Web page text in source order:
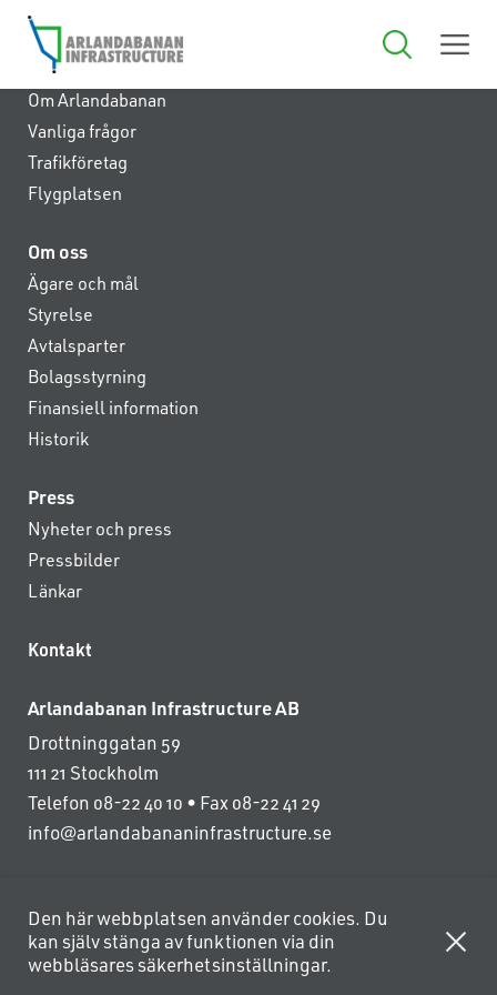
Anläggningen
Om Arlandabanan
Vanliga frågor
Trafikföretag
Flygplatsen
Om oss
Ägare och mål
Styrelse
Avtalsparter
Bolagsstyrning
Finansiell information
Historik
Press
Nyheter och press
Pressbilder
Länkar
Kontakt
Arlandabanan Infrastructure AB
Drottninggatan 59
111 21 Stockholm
Telefon 08-22 40 10 • Fax 08-22 41 29
info@arlandabananinfrastructure.se
Den här webbplatsen använder cookies. Du
kan själv stänga av funktionen via din
webbläsares säkerhetsinställningar.